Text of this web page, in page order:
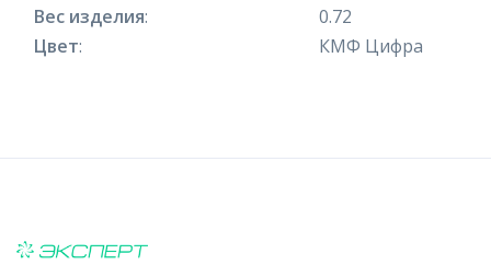
Вес изделия:
0.72
Цвет: КМФ Цифра